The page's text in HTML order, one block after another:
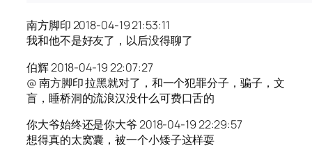
南方脚印 2018-04-19 21:53:11
我和他不是好友了，以后没得聊了
伯辉 2018-04-19 22:07:27
@ 南方脚印 拉黑就对了，和一个犯罪分子，骗子，文
盲，睡桥洞的流浪汉没什么可费口舌的
你大爷始终还是你大爷 2018-04-19 22:29:57
想得真的太窝囊，被一个小矮子这样耍